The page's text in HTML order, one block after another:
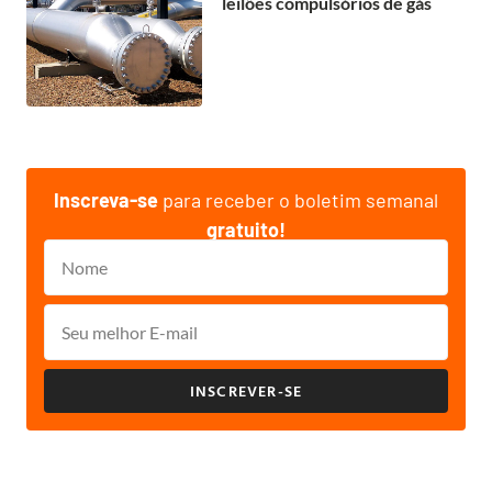
Inscreva-se para receber o boletim semanal
gratuito!
INSCREVER-SE